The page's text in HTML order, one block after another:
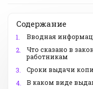
Содержание
1.
Вводная
2.
Что сказано в
работникам
3.
Сроки выдачи
4.
В каком виде